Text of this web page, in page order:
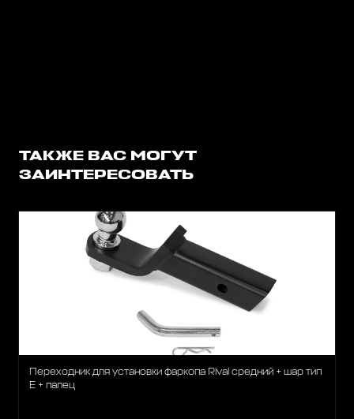
ТАКЖЕ ВАС МОГУТ
ЗАИНТЕРЕСОВАТЬ
Переходник для установки фаркопа Rival средний + шар тип
E + палец